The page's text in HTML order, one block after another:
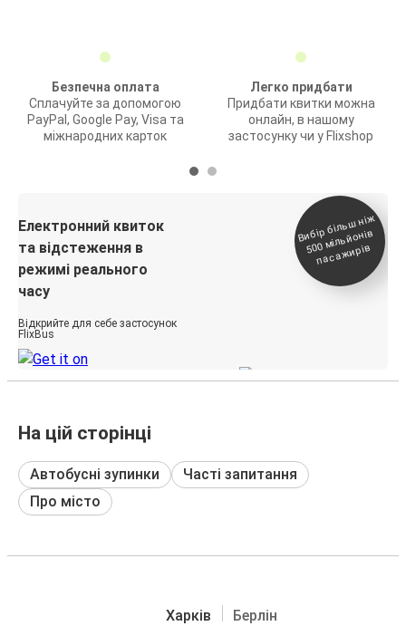
Безпечна оплата
Сплачуйте за допомогою
PayPal, Google Pay, Visa та
міжнародних карток
Легко придбати
Придбати квитки можна
онлайн, в нашому
застосунку чи у Flixshop
Електронний квиток
та відстеження в
режимі реального
часу
Відкрийте для себе застосунок
FlixBus
Вибір біль
ш ні
ж
500
мільйонів
паса
жирів
На цій сторінці
Автобусні зупинки
Часті запитання
Про місто
Харків Берлін